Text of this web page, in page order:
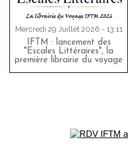
Mercredi 29 Juillet 2026 - 13:11
IFTM : lancement des
"Escales Littéraires", la
première librairie du voyage